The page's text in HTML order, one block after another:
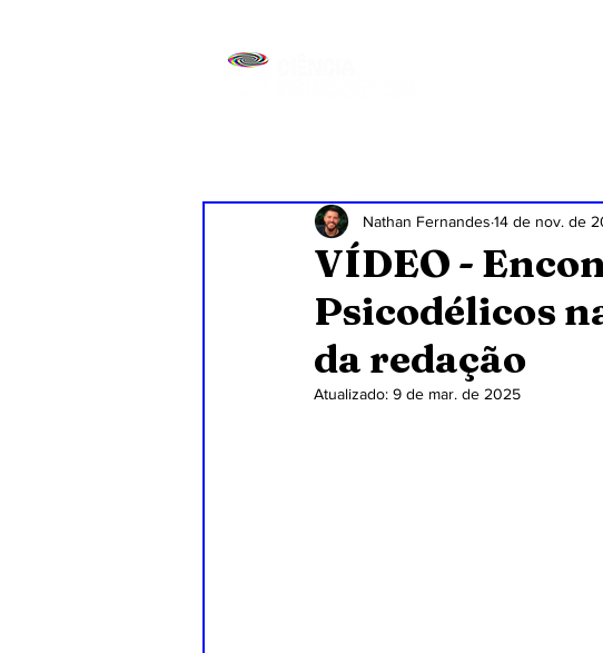
VÍDEO -
Psicodélicos
da redação
Nathan Fernandes 14 de nov. de
Atualizado: 9 de mar. de 2025